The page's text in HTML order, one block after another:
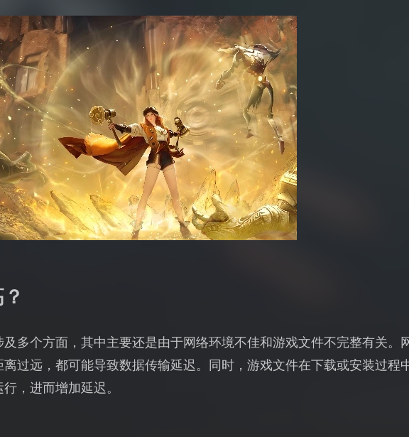
及多个方面，其中主要还是由于网络环境不佳和游戏文件不完整有关。
过远，都可能导致数据传输延迟。同时，游戏文件在下载或安装过程
，进而增加延迟。